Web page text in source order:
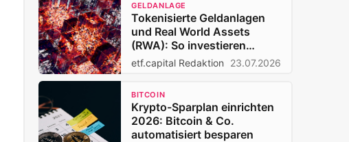
GELDANLAGE
Tokenisierte Geldanlagen
und Real World Assets
(RWA): So investieren
Privatanleger 2026
etf.capital Redaktion 23.07.2026
BITCOIN
Krypto-Sparplan einrichten
2026: Bitcoin & Co.
automatisiert besparen